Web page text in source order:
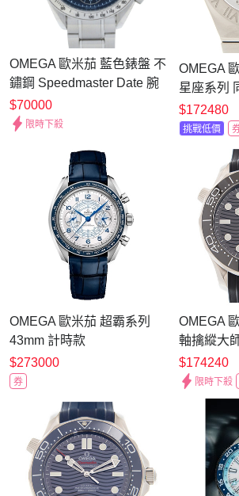
OMEGA 歐米茄 藍色錶盤 不
鏽鋼 Speedmaster Date 腕
錶 3513.80 【二手名牌
BRAND OFF】
$70000
限時下殺
OMEGA
星座系列
帶
$172480
挑戰低價
OMEGA 歐米茄 超霸系列
43mm 計時款
329.33.43.51.02.001
$273000
券
OMEGA
軸擒縱大
x42mm
$174240
限時下殺